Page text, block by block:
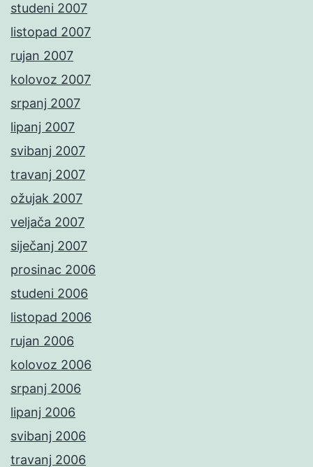
studeni 2007
listopad 2007
rujan 2007
kolovoz 2007
srpanj 2007
lipanj 2007
svibanj 2007
travanj 2007
ožujak 2007
veljača 2007
siječanj 2007
prosinac 2006
studeni 2006
listopad 2006
rujan 2006
kolovoz 2006
srpanj 2006
lipanj 2006
svibanj 2006
travanj 2006